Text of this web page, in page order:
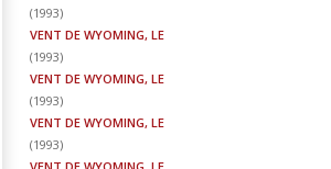
(1993)
VENT DE WYOMING, LE
(1993)
VENT DE WYOMING, LE
(1993)
VENT DE WYOMING, LE
(1993)